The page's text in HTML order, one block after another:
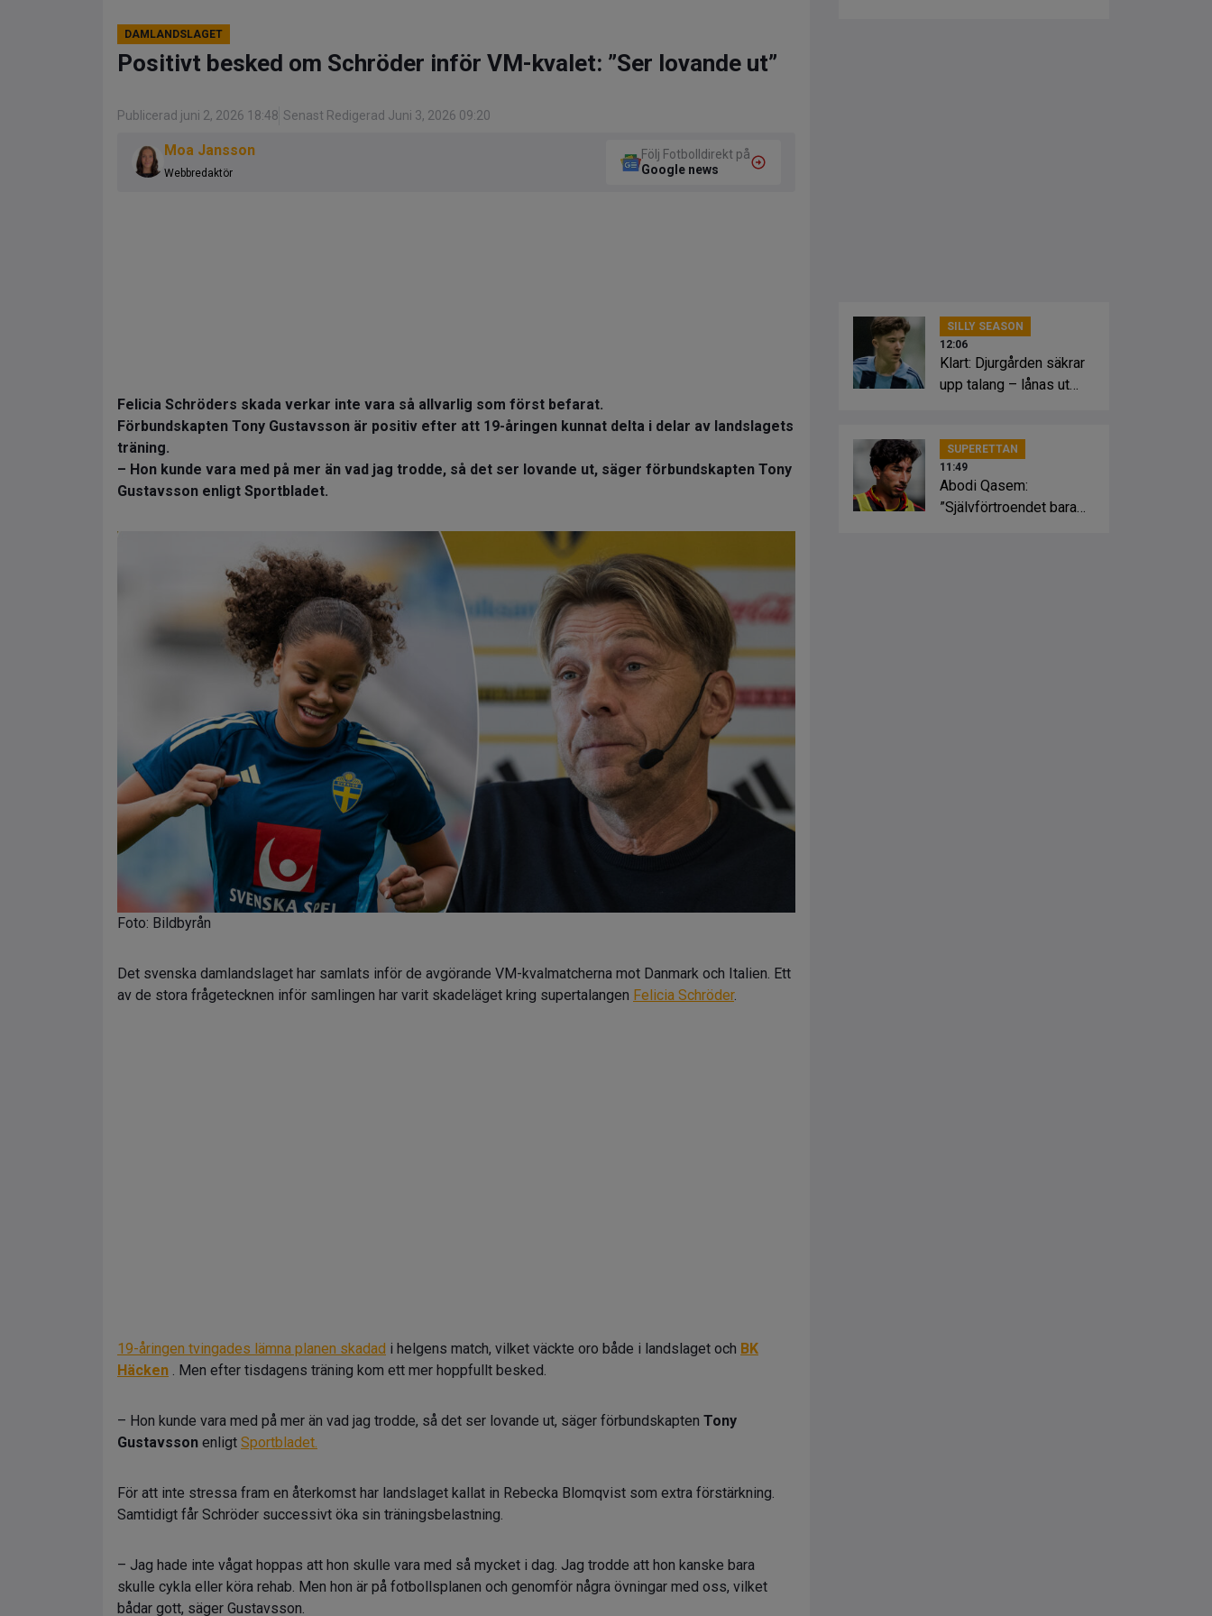
DAMLANDSLAGET
Positivt besked om Schröder inför VM-kvalet: ”Ser lovande ut”
Publicerad juni 2, 2026 18:48 Senast Redigerad Juni 3, 2026 09:20
Moa Jansson
Webbredaktör
Följ Fotbolldirekt på
Google news
Felicia Schröders skada verkar inte vara så allvarlig som först befarat.
Förbundskapten Tony Gustavsson är positiv efter att 19-åringen kunnat delta i delar av landslagets
träning.
– Hon kunde vara med på mer än vad jag trodde, så det ser lovande ut, säger förbundskapten Tony
Gustavsson enligt Sportbladet.
Foto: Bildbyrån
Det svenska damlandslaget har samlats inför de avgörande VM-kvalmatcherna mot Danmark och Italien. Ett
av de stora frågetecknen inför samlingen har varit skadeläget kring supertalangen Felicia Schröder.
19-åringen tvingades lämna planen skadad i helgens match, vilket väckte oro både i landslaget och BK
Häcken . Men efter tisdagens träning kom ett mer hoppfullt besked.
– Hon kunde vara med på mer än vad jag trodde, så det ser lovande ut, säger förbundskapten Tony
Gustavsson enligt Sportbladet.
För att inte stressa fram en återkomst har landslaget kallat in Rebecka Blomqvist som extra förstärkning.
Samtidigt får Schröder successivt öka sin träningsbelastning.
– Jag hade inte vågat hoppas att hon skulle vara med så mycket i dag. Jag trodde att hon kanske bara
skulle cykla eller köra rehab. Men hon är på fotbollsplanen och genomför några övningar med oss, vilket
bådar gott, säger Gustavsson.
SILLY SEASON
12:06
Klart: Djurgården säkrar
upp talang – lånas ut
SUPERETTAN
11:49
Abodi Qasem:
”Självförtroendet bara